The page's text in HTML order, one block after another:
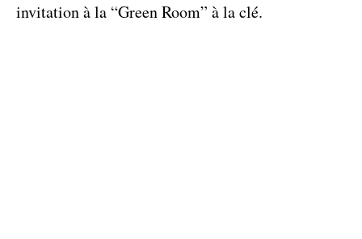
invitation à la “Green Room” à la clé.